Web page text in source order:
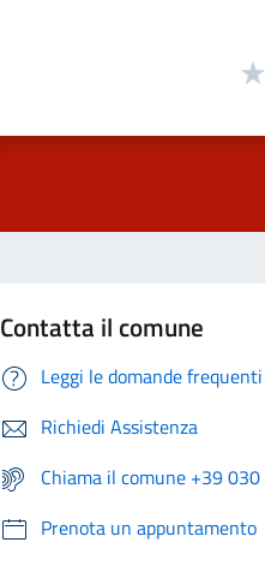
Contatta il comune
Leggi le domande frequenti
Richiedi Assistenza
Chiama il comune +39
Prenota un appuntamento